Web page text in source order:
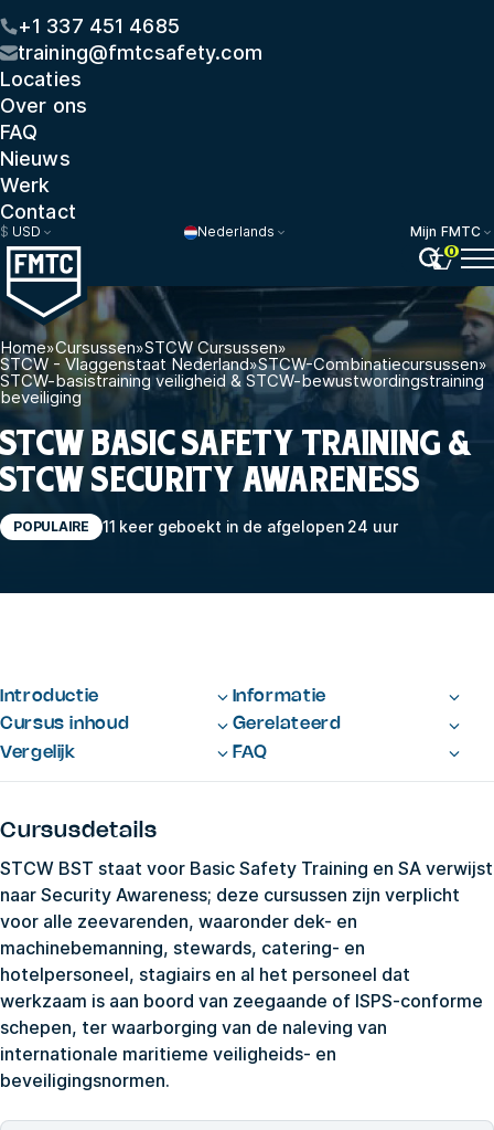
+1 337 451 4685
training@fmtcsafety.com
Locaties
Over ons
FAQ
Nieuws
Werk
Contact
$ USD Nederlands
Mijn FMTC
0
Home»Cursussen»STCW Cursussen»
STCW - Vlaggenstaat Nederland»STCW-Combinatiecursussen»
STCW-basistraining veiligheid & STCW-bewustwordingstraining
beveiliging
STCW BASIC SAFETY TRAINING &
STCW SECURITY AWARENESS
POPULAIRE 11 keer geboekt in de afgelopen 24 uur
Introductie
Informatie
Cursus inhoud
Gerelateerd
Vergelijk
FAQ
Cursusdetails
STCW BST staat voor Basic Safety Training en SA verwijst
naar Security Awareness; deze cursussen zijn verplicht
voor alle zeevarenden, waaronder dek- en
machinebemanning, stewards, catering- en
hotelpersoneel, stagiairs en al het personeel dat
werkzaam is aan boord van zeegaande of ISPS-conforme
schepen, ter waarborging van de naleving van
internationale maritieme veiligheids- en
beveiligingsnormen.